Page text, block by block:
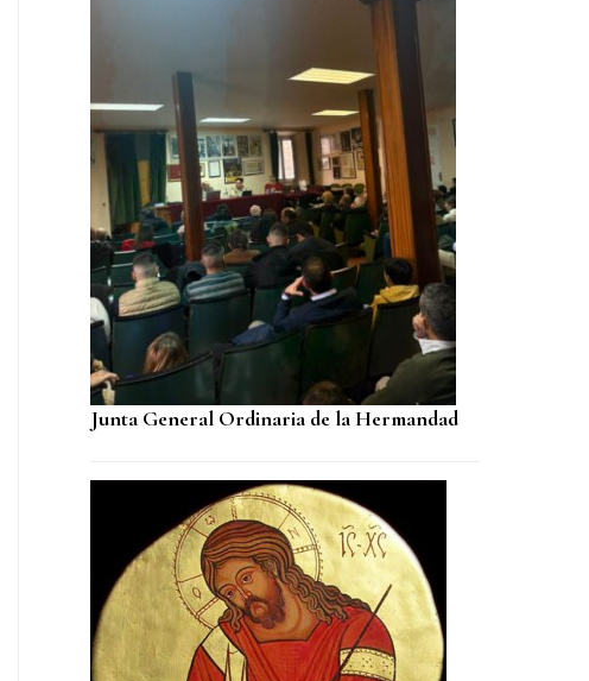
Junta General Ordinaria de la Hermandad